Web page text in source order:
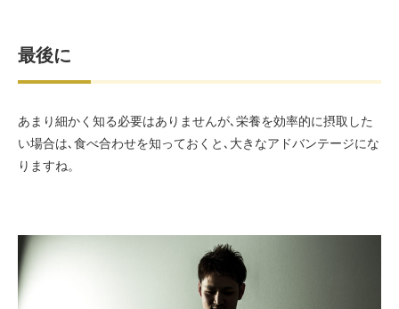
最後に
あまり細かく知る必要はありませんが､栄養を効率的に摂取した
い場合は､食べ合わせを知っておくと､大きなアドバンテージにな
りますね。